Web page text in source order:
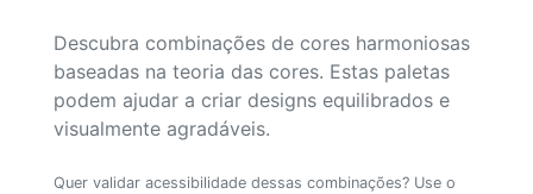
Descubra combinações de cores harmoniosas
baseadas na teoria das cores. Estas paletas
podem ajudar a criar designs equilibrados e
visualmente agradáveis.
Quer validar acessibilidade dessas combinações? Use o